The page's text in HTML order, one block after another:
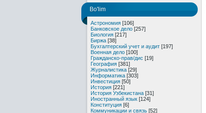
Bo'lim
Астрономия [106]
Банковское дело [257]
Биология [217]
Биржа [38]
Бухгалтерский учет и аудит [197]
Военная дело [100]
Гражданско-прав/дис [19]
География [381]
Журналистика [29]
Информатика [303]
Инвестиция [50]
История [221]
История Узбекистана [31]
Иностранный язык [124]
Конституция [6]
Коммуникации и связь [52]